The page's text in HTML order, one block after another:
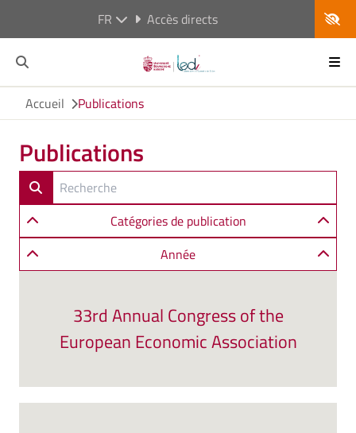
FR Accès directs
Accueil Publications
Publications
Catégories de publication
Année
33rd Annual Congress of the
European Economic Association